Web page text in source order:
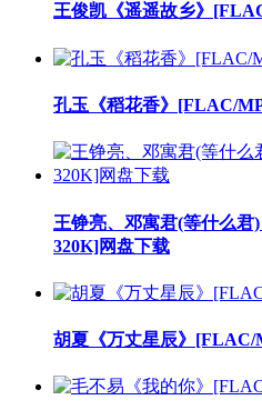
王俊凯《遥遥故乡》
孔玉《稻花香》[FLAC/
王铮亮、邓寓君(等什么
320K]网盘下载
胡夏《万丈星辰》[FLAC/